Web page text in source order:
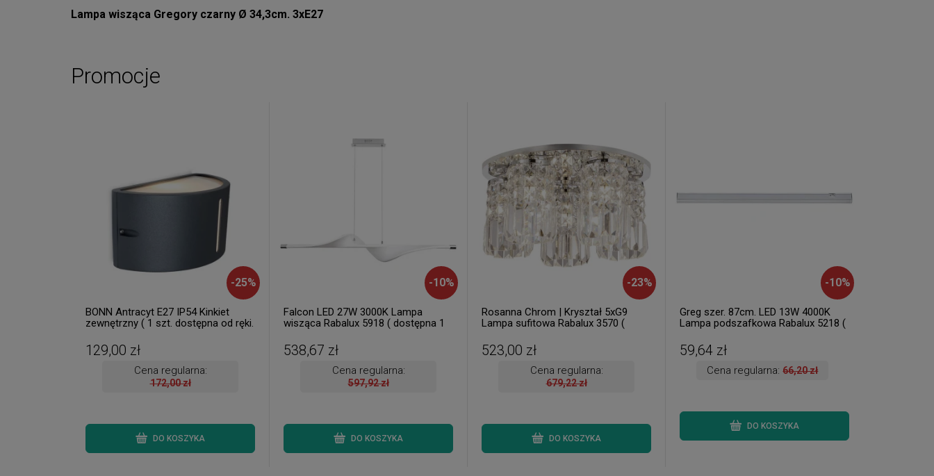
Lampa wisząca Gregory czarny Ø 34,3cm. 3xE27
Promocje
-25%
BONN Antracyt E27 IP54 Kinkiet
zewnętrzny ( 1 szt. dostępna od ręki.
129,00 zł
Cena regularna:
172,00 zł
DO KOSZYKA
-10%
Falcon LED 27W 3000K Lampa
wisząca Rabalux 5918 ( dostępna 1
538,67 zł
Cena regularna:
597,92 zł
DO KOSZYKA
-23%
Rosanna Chrom | Kryształ 5xG9
Lampa sufitowa Rabalux 3570 (
523,00 zł
Cena regularna:
679,22 zł
DO KOSZYKA
-10%
Greg szer. 87cm. LED 13W 4000K
Lampa podszafkowa Rabalux 5218 (
h. )
59,64 zł
Cena regularna:66,20 zł
DO KOSZYKA